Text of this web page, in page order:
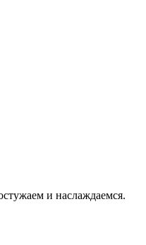
и наслаждаемся.